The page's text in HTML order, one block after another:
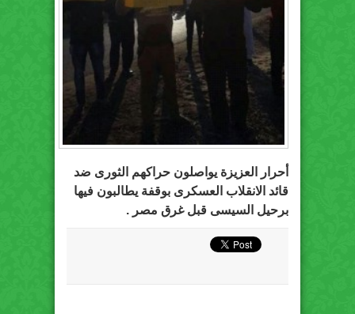
أحرار العزيزة يواصلون حراكهم الثورى ضد
قائد الانقلاب العسكرى بوقفة يطالبون فيها
برحيل السيسى قبل غرق مصر .